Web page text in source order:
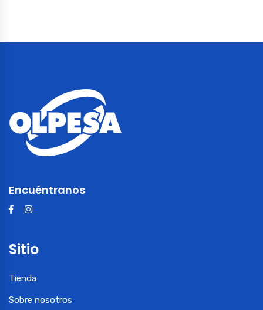
Encuéntranos
Sitio
Tienda
Sobre nosotros